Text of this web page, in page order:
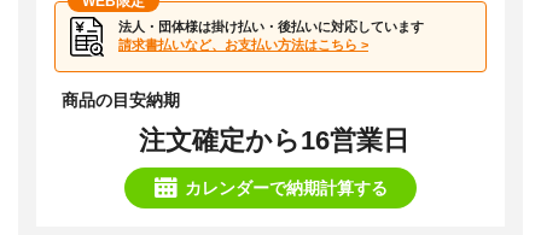
法人・団体様は掛け払い・後払いに対応しています
請求書払いなど、お支払い方法はこちら >
商品の目安納期
注文確定から16営業日
カレンダーで納期計算する